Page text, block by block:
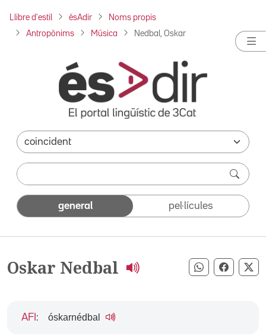
Llibre d'estil ésAdir Noms propis
Antropònims Música Nedbal, Oskar
general pel·lícules
Oskar Nedbal Compartir
AFI : óskarnédbal